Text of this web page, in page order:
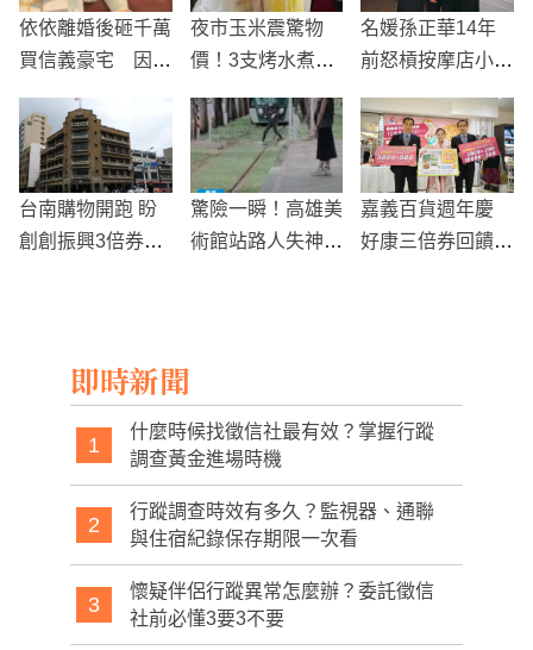
依依離婚後砸千萬
買信義豪宅 因房
娘家
夜市玉米震驚物
價！3支烤水煮玉
釋背後原因
名媛孫正華14年
前怒槓按摩店小
認「至少上床10
次」 私生女官司
全回顧
台南購物開跑 盼
創創振興3倍券高
驚險一瞬！高雄美
術館站路人失神橫
嘉義百貨週年慶
好康三倍券回饋搶
即時新聞
1
什麼時候找徵信社最有效？掌握行蹤
調查黃金進場時機
2
行蹤調查時效有多久？監視器、通聯
與住宿紀錄保存期限一次看
3
懷疑伴侶行蹤異常怎麼辦？委託徵信
社前必懂3要3不要